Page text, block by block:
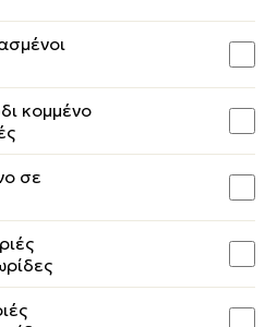
κοµµένο
σε